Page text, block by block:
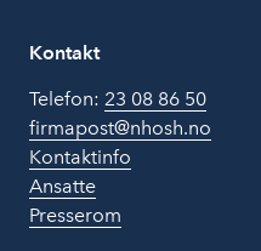
Kontakt
Telefon: 23 08 86 50
firmapost@nhosh.no
Kontaktinfo
Ansatte
Presserom